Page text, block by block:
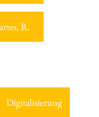
R.
Digitalisierung